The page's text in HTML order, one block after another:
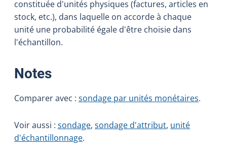
constituée d'unités physiques (factures, articles en
stock, etc.), dans laquelle on accorde à chaque
unité une probabilité égale d'être choisie dans
l'échantillon.
Notes:
Comparer avec : sondage par unités monétaires.
Voir aussi : sondage, sondage d'attribut, unité
d'échantillonnage.